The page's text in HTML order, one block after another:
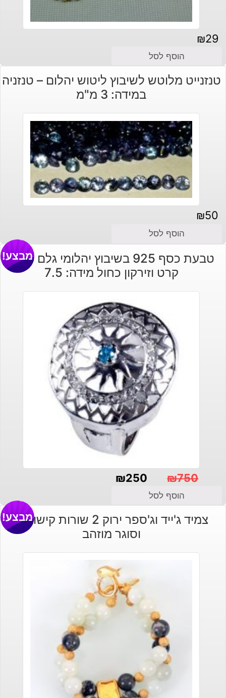
₪29
הוסף לסל
טנזנייט מלוטש לשיבוץ ליטוש יהלום – טנזניה
במידה: 3 מ"מ
₪50
הוסף לסל
טבעת כסף 925 בשיבוץ יהלומי גלם 0.73
קרט וזירקון כחול מידה: 7.5
מבצע!
₪750
המקורי
היה:
₪250
הנוכחי
הוא:
הוסף לסל
צמיד ג'ייד וג'ספר ירוק 2 שורות קישוטים
וסוגר מוזהב
מבצע!